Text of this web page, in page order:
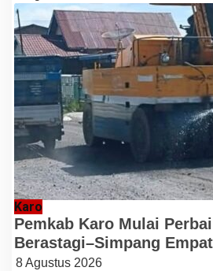
Karo
Pemkab Karo Mulai
Berastagi–Simpang Empat
8 Agustus 2026